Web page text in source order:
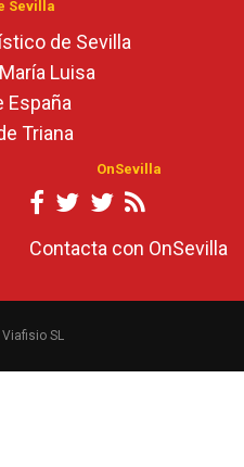
Sevilla
de Sevilla
Luisa
España
Triana
OnSevilla
Contacta con OnSevilla
SL